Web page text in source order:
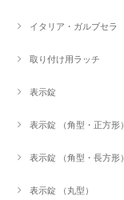
イタリア・ガルブセラ
取り付け用ラッチ
表示錠
表示錠 （角型・正方形）
表示錠 （角型・長方形）
表示錠 （丸型）